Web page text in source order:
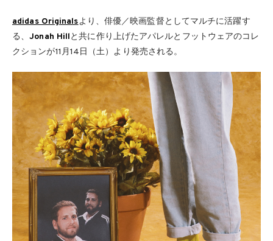
adidas Originalsより、俳優／映画監督としてマルチに活躍す
る、Jonah Hillと共に作り上げたアパレルとフットウェアのコレ
クションが11月14日（土）より発売される。